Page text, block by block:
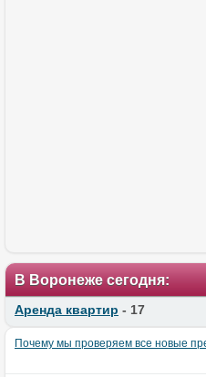
В Воронеже сегодня:
Аренда квартир - 17
Почему мы проверяем все новые